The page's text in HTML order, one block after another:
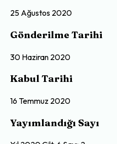
25 Ağustos 2020
Gönderilme Tarihi
30 Haziran 2020
Kabul Tarihi
16 Temmuz 2020
Yayımlandığı Sayı